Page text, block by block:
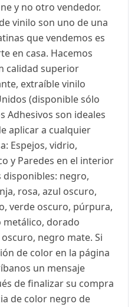
y no otro vendedor.
vinilo son uno de una
que vendemos es
en casa. Hacemos
calidad superior
extraíble vinilo
(disponible sólo
Adhesivos son ideales
aplicar a cualquier
Espejos, vidrio,
y Paredes en el interior
disponibles: negro,
rosa, azul oscuro,
verde oscuro, púrpura,
metálico, dorado
negro mate. Si
de color en la página
un mensaje
de finalizar su compra
de color negro de